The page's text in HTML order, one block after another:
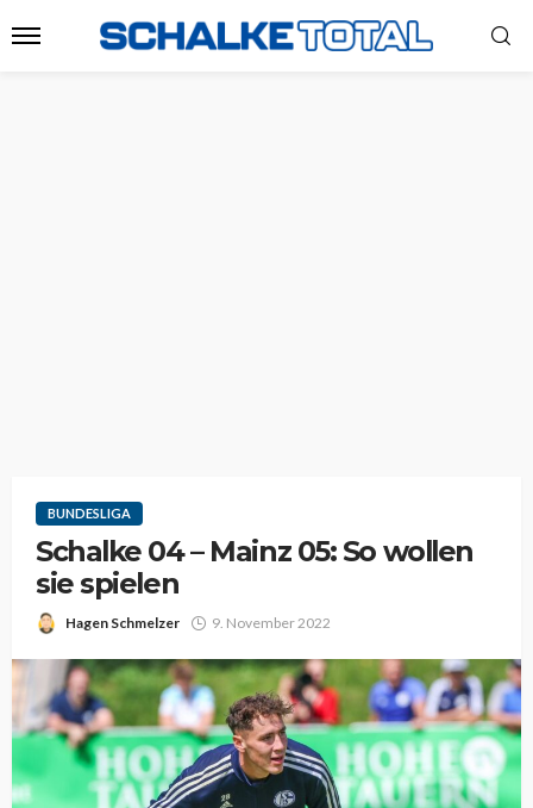
BUNDESLIGA
Schalke 04 – Mainz 05: So wollen
sie spielen
Hagen Schmelzer 9. November 2022